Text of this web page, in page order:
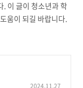
이 글이 청소년과 학
움이 되길 바랍니다.
2024.11.27